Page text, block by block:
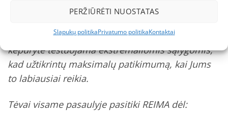
PERŽIŪRĖTI NUOSTATAS
Slapukų politikaPrivatumo politikaKontaktai
Suomijos kompanija, turinti daugiau nei 70 metų
aktyviems mažyliams. Kiekvena REIMA STARRIE
kepurytėtestuojama ekstremaliomis sąlygomis,
kad užtikrintų maksimalų patikimumą, kai Jums
to labiausiai reikia.
Tėvai visame pasaulyje pasitiki REIMA dėl: